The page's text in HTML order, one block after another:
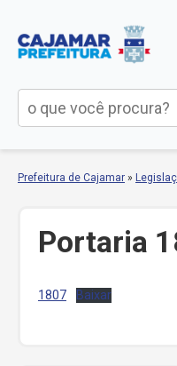
Prefeitura de Cajamar »
Portaria
1807 Baixar